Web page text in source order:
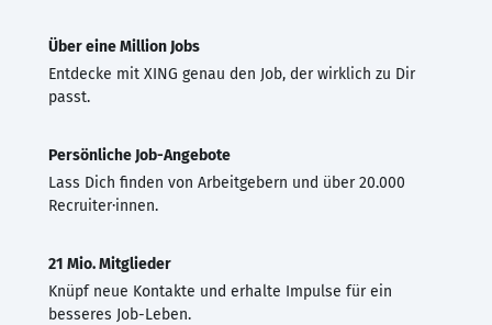
Über eine Million Jobs
Entdecke mit XING genau den Job, der wirklich zu Dir
passt.
Persönliche Job-Angebote
Lass Dich finden von Arbeitgebern und über 20.000
Recruiter·innen.
21 Mio. Mitglieder
Knüpf neue Kontakte und erhalte Impulse für ein
besseres Job-Leben.